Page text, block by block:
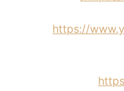
https://